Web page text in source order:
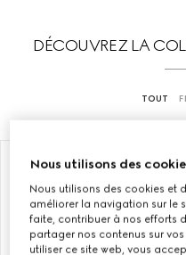
DÉCOUVREZ LA
TOUT
ÉDITION LIMITÉE
Nous utilisons des
Nous utilisons des cookies et
améliorer la navigation sur le
faite, contribuer à nos efforts
partager nos contenus sur
utiliser ce site web, vous